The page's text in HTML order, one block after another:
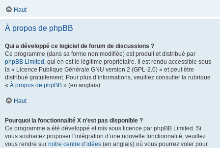
Haut
À propos de phpBB
Qui a développé ce logiciel de forum de discussions ?
Ce programme (dans sa forme non modifiée) est produit et distribué par
phpBB Limited , qui en est le légitime propriétaire. Il est rendu accessible sous
la « Licence Publique Générale GNU version 2 (GPL-2.0) » et peut être
distribué gratuitement. Pour plus d’informations, veuillez consulter la rubrique
« À propos de phpBB » (en anglais).
Haut
Pourquoi la fonctionnalité X n’est pas disponible ?
Ce programme a été développé et mis sous licence par phpBB Limited. Si
vous souhaitez proposer l’intégration d’une nouvelle fonctionnalité, veuillez
vous rendre sur notre centre d’idées (en anglais) où vous pourrez voter pour